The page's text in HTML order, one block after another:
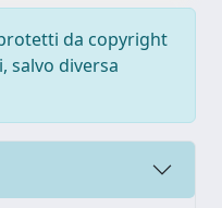
da copyright
salvo diversa